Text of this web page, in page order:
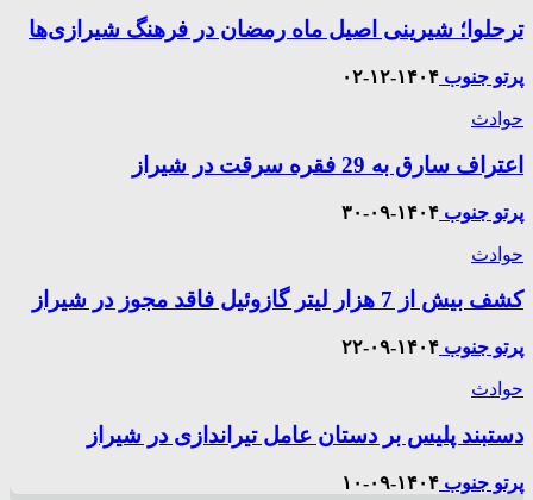
ترحلوا؛ شیرینی اصیل ماه رمضان در فرهنگ شیرازی‌ها
پرتو جنوب ۱۴۰۴-۱۲-۰۲
حوادث
اعتراف سارق به 29 فقره سرقت در شیراز
پرتو جنوب ۱۴۰۴-۰۹-۳۰
حوادث
کشف بیش از 7 هزار لیتر گازوئیل فاقد مجوز در شیراز
پرتو جنوب ۱۴۰۴-۰۹-۲۲
حوادث
دستبند پلیس بر دستان عامل تیراندازی در شیراز
پرتو جنوب ۱۴۰۴-۰۹-۱۰